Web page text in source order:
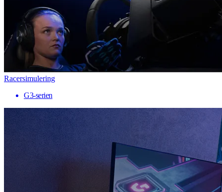
Racersimulering
G3-serien